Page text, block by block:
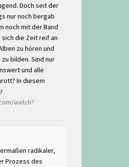
Doch seit der
nur noch bergab
noch mit der Band
die Zeit reif an
zu hören und
bilden. Sind nur
und alle
In diesem
watch?
radikaler,
Prozess des